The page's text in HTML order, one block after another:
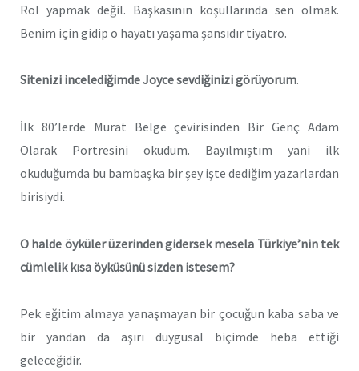
Rol yapmak değil. Başkasının koşullarında sen olmak.
Benim için gidip o hayatı yaşama şansıdır tiyatro.
Sitenizi incelediğimde Joyce sevdiğinizi görüyorum.
İlk 80’lerde Murat Belge çevirisinden Bir Genç Adam
Olarak Portresini okudum. Bayılmıştım yani ilk
okuduğumda bu bambaşka bir şey işte dediğim yazarlardan
birisiydi.
O halde öyküler üzerinden gidersek mesela Türkiye’nin tek
cümlelik kısa öyküsünü sizden istesem?
Pek eğitim almaya yanaşmayan bir çocuğun kaba saba ve
bir yandan da aşırı duygusal biçimde heba ettiği
geleceğidir.